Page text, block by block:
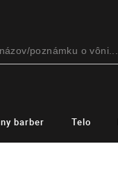
barber Telo